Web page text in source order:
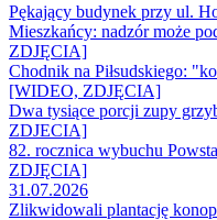
Pękający budynek przy ul.
Mieszkańcy: nadzór może
ZDJĘCIA]
Chodnik na Piłsudskiego:
[WIDEO, ZDJĘCIA]
Dwa tysiące porcji zupy
ZDJECIA]
82. rocznica wybuchu
ZDJĘCIA]
31.07.2026
Zlikwidowali plantację